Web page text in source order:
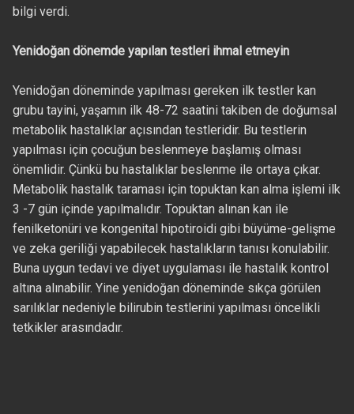
bilgi verdi.
Yenidoğan dönemde yapılan testleri ihmal etmeyin
Yenidoğan döneminde yapılması gereken ilk testler kan
grubu tayini, yaşamın ilk 48-72 saatini takiben de doğumsal
metabolik hastalıklar açısından testleridir. Bu testlerin
yapılması için çocuğun beslenmeye başlamış olması
önemlidir. Çünkü bu hastalıklar beslenme ile ortaya çıkar.
Metabolik hastalık taraması için topuktan kan alma işlemi ilk
3 -7 gün içinde yapılmalıdır. Topuktan alınan kan ile
fenilketonüri ve kongenital hipotiroidi gibi büyüme-gelişme
ve zeka geriliği yapabilecek hastalıkların tanısı konulabilir.
Buna uygun tedavi ve diyet uygulaması ile hastalık kontrol
altına alınabilir. Yine yenidoğan döneminde sıkça görülen
sarılıklar nedeniyle bilirubin testlerini yapılması öncelikli
tetkikler arasındadır.